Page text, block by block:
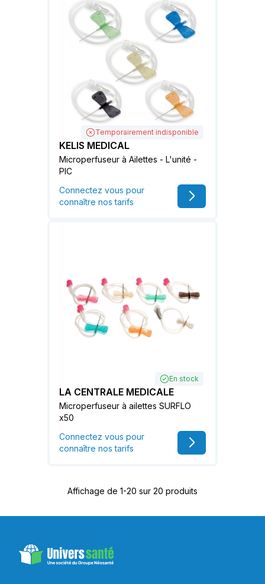
Temporairement indisponible
KELIS MEDICAL
Microperfuseur à Ailettes - L'unité -
PIC
Connectez vous pour
connaître nos tarifs
En stock
LA CENTRALE MEDICALE
Microperfuseur à ailettes SURFLO
x50
Connectez vous pour
connaître nos tarifs
Affichage de 1-20 sur 20 produits